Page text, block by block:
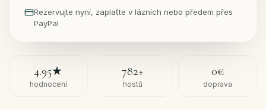
Rezervujte nyní, zaplaťte v lázních nebo předem přes
PayPal
4.95★
hodnocení
782+
hostů
0€
doprava